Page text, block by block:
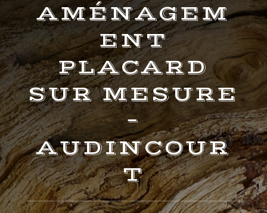
AMÉNAGEM
ENT
PLACARD
SUR MESURE
–
AUDINCOUR
T